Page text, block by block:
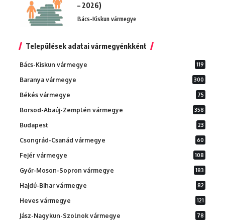
– 2026)
Bács-Kiskun vármegye
Települések adatai vármegyénkként
Bács-Kiskun vármegye 119
Baranya vármegye 300
Békés vármegye 75
Borsod-Abaúj-Zemplén vármegye 358
Budapest 23
Csongrád-Csanád vármegye 60
Fejér vármegye 108
Győr-Moson-Sopron vármegye 183
Hajdú-Bihar vármegye 82
Heves vármegye 121
Jász-Nagykun-Szolnok vármegye 78